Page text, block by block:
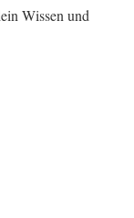
Wissen und